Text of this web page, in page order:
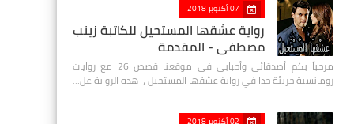
07 أكتوبر 2018
رواية عشقها المستحيل للكاتبة زينب
مصطفي - المقدمة
مرحباً بكم أصدقائي وأحبابي في موقعنا قصص 26 مع روايات
رومانسية جريئة جدا في رواية عشقها المستحيل ، هذه الرواية عل…
02 أكتوبر 2018